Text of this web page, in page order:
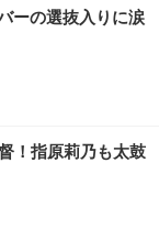
ーの選抜入りに涙
！指原莉乃も太鼓